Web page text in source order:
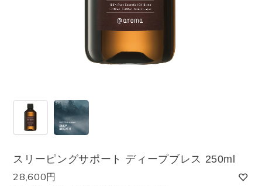
スリーピングサポート ディープブレス 250ml
28,600円